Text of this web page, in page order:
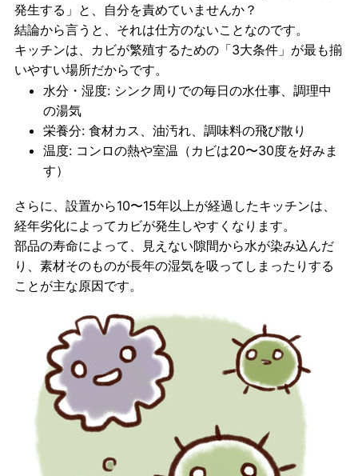
発生する」と、自分を責めていませんか？
結論から言うと、それは仕方のないことなのです。
キッチンは、カビが繁殖するための「3大条件」が最も揃
いやすい場所だからです。
水分・湿度:シンク周りでの毎日の水仕事、調理中
の湯気
栄養分:食材カス、油汚れ、調味料の飛び散り
温度:コンロの熱や室温（カビは20〜30度を好みま
す）
さらに、設置から10〜15年以上が経過したキッチンは、
経年劣化によってカビが発生しやすくなります。
部品の寿命によって、見えない隙間から水が染み込んだ
り、素材そのものが長年の湿気を吸ってしまったりする
ことが主な原因です。